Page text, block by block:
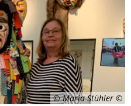
© Maria Stühler